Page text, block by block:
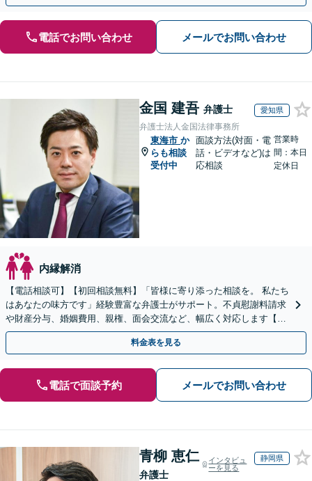
電話でお問い合わせ メールでお問い合わせ
金国 建吾 弁護士 愛知県
弁護士法人金国法律事務所
東海市 か
らも相談
受付中
面談方法(対面・電
話・ビデオなど)は
応相談
営業時
間：本日
定休日
内縁解消
【電話相談可】【初回相談無料】「皆様に寄り添った相談を。 私たち
はあなたの味方です」経験豊富な弁護士がサポート。不貞慰謝料請求
や財産分与、婚姻費用、親権、面会交流など、幅広く対応します【夜
間・休日面談可】【完全個室】【名古屋駅7分】
料金表を見る
電話で面談予約 メールでお問い合わせ
青柳 恵仁
弁護士
インタビュ
ーを見る
静岡県